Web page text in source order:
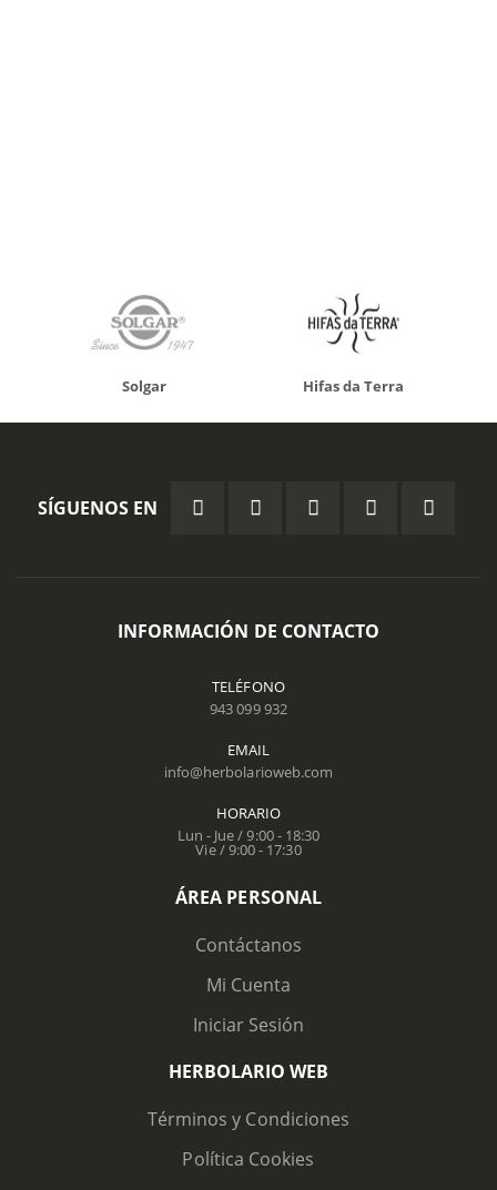
Solgar Hifas da Terra
SÍGUENOS EN
INFORMACIÓN DE CONTACTO
TELÉFONO
943 099 932
EMAIL
info@herbolarioweb.com
HORARIO
Lun - Jue / 9:00 - 18:30
Vie / 9:00 - 17:30
ÁREA PERSONAL
Contáctanos
Mi Cuenta
Iniciar Sesión
HERBOLARIO WEB
Términos y Condiciones
Política Cookies